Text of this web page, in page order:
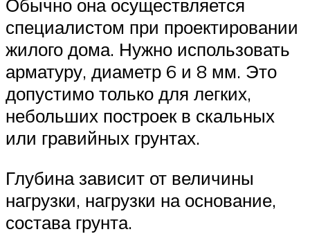
Обычно она осуществляется
специалистом при проектировании
жилого дома. Нужно использовать
арматуру, диаметр 6 и 8 мм. Это
допустимо только для легких,
небольших построек в скальных
или гравийных грунтах.
Глубина зависит от величины
нагрузки, нагрузки на основание,
состава грунта.